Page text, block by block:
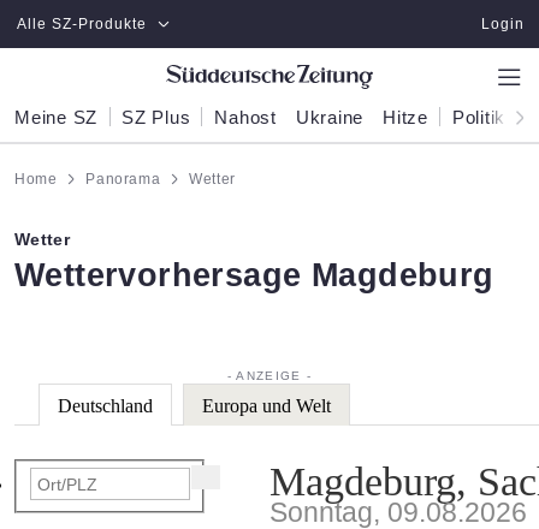
Zum Hauptinhalt springen
Alle SZ-Produkte Login
Meine SZ SZ Plus Nahost Ukraine Hitze Politik
Home Panorama Wetter
Wetter
:
Wettervorhersage Magdeburg
Deutschland Europa und Welt
Magdeburg,
Sonntag, 09.08.2026